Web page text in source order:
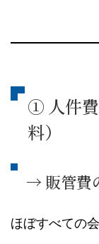
① 人件
料）
→ 販管費
ほぼすべての